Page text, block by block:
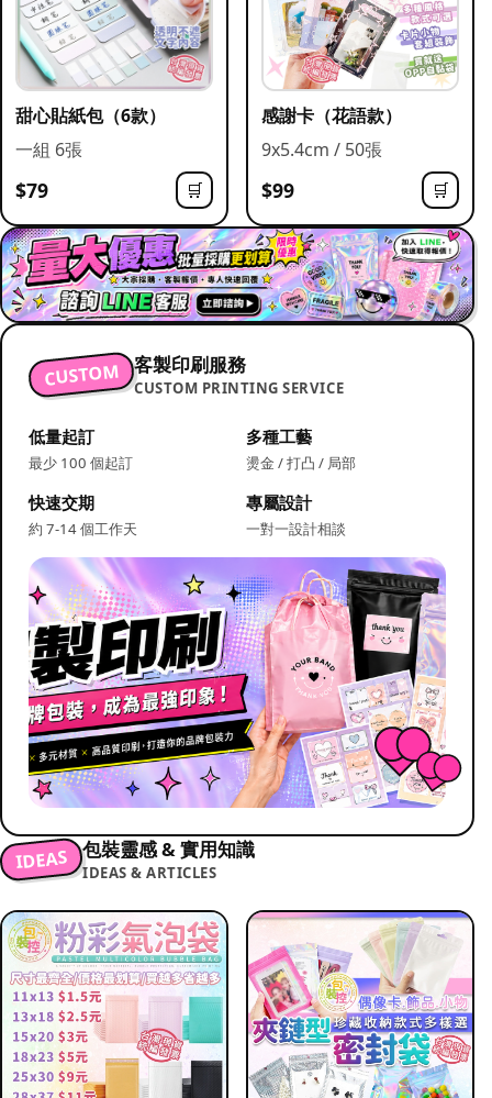
甜心貼紙包（6款）
一組 6張
$79 🛒
感謝卡（花語款）
9x5.4cm / 50張
$99 🛒
CUSTOM 客製印刷服務
CUSTOM PRINTING SERVICE
低量起訂
最少 100 個起訂
多種工藝
燙金 / 打凸 / 局部
快速交期
約 7-14 個工作天
專屬設計
一對一設計相談
IDEAS 包裝靈感 & 實用知識
IDEAS & ARTICLES